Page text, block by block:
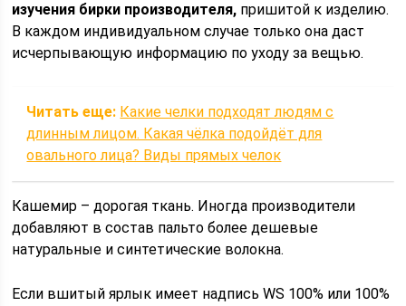
изучения бирки производителя, пришитой к изделию.
В каждом индивидуальном случае только она даст
исчерпывающую информацию по уходу за вещью.
Читать еще: Какие челки подходят людям с
длинным лицом. Какая чёлка подойдёт для
овального лица? Виды прямых челок
Кашемир – дорогая ткань. Иногда производители
добавляют в состав пальто более дешевые
натуральные и синтетические волокна.
Если вшитый ярлык имеет надпись WS 100% или 100%